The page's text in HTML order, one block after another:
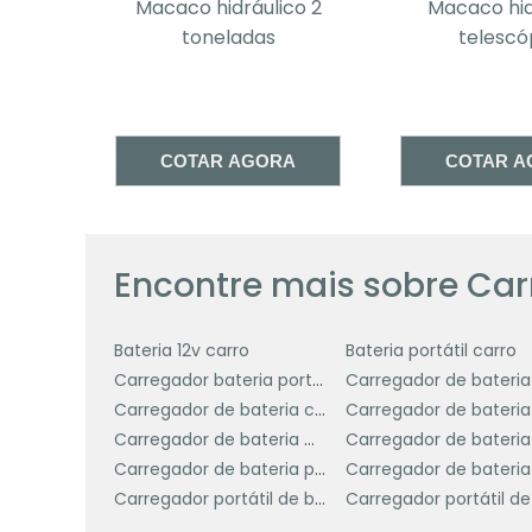
baterias.
Carregadores Inteligentes:
e outras tecnologias modernas.
Projetados
tempo reduzido, esses carregadores
fator crítico, como em veículos elétricos
Carregadores de Manutenção:
para manter a bateria em um estado
sobrecarga. São ideais para veículos ou
hidráulico 2
Macaco hidráulico
COTAR AGORA
Encontre mais sobre
Bateria 12v carro Bateria portátil carro
Carregador bateria portátil
Carregador de bateria carro
Carregador de bateria moto
Carregador de bateria portátil preço
Carregador portátil de bateria automotiva